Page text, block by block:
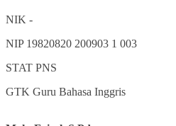
NIK -
NIP 19820820 200903 1 003
STAT PNS
GTK Guru Bahasa Inggris